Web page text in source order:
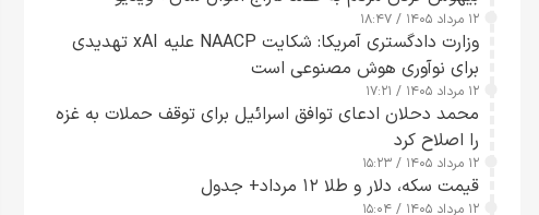
۱۲ مرداد ۱۴۰۵ / ۱۸:۴۷
وزارت دادگستری آمریکا: شکایت NAACP علیه xAI تهدیدی
برای نوآوری هوش مصنوعی است
۱۲ مرداد ۱۴۰۵ / ۱۷:۲۱
محمد دحلان ادعای توافق اسرائیل برای توقف حملات به غزه
را اصلاح کرد
۱۲ مرداد ۱۴۰۵ / ۱۵:۲۳
قیمت سکه، دلار و طلا ۱۲ مرداد+ جدول
۱۲ مرداد ۱۴۰۵ / ۱۵:۰۴